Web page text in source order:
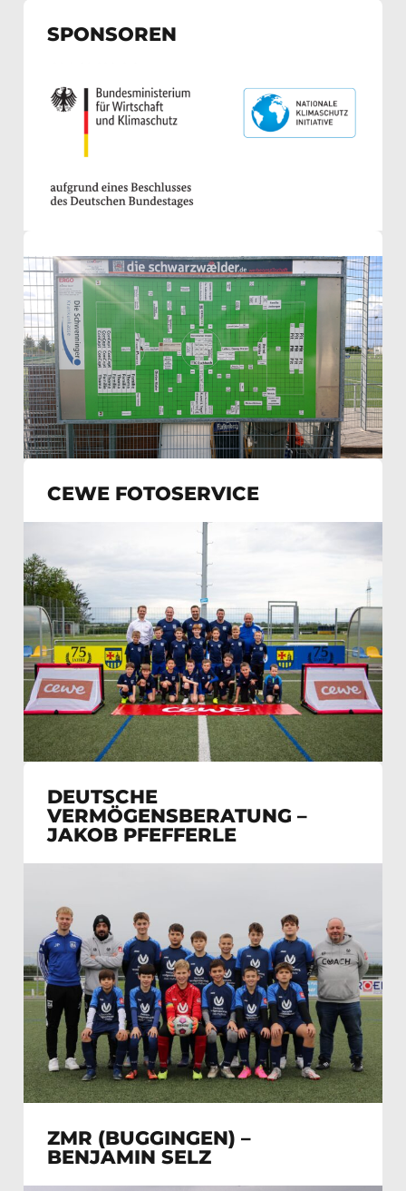
SPONSOREN
CEWE FOTOSERVICE
DEUTSCHE
VERMÖGENSBERATUNG –
JAKOB PFEFFERLE
ZMR (BUGGINGEN) –
BENJAMIN SELZ